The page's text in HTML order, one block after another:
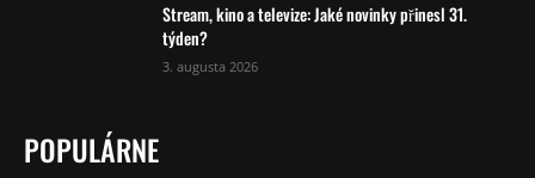
Stream, kino a televize: Jaké novinky přinesl 31.
týden?
3. augusta 2026
POPULÁRNE